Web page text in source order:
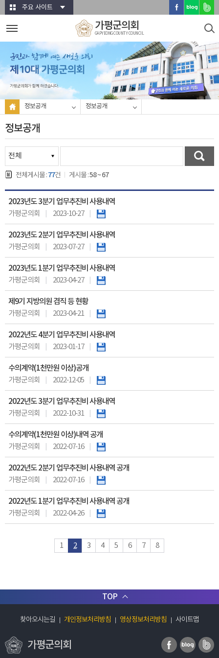
본문바로가기주요 사이트
가평군의회
GAPYEONG COUNTY COUNCIL
정보공개 정보공개
정보공개
전체게시물 :77건 게시물 :58 ~ 67
2023년도 3분기 업무추진비 사용내역
가평군의회 2023-10-27
2023년도 2분기 업무추진비 사용내역
가평군의회 2023-07-27
2023년도 1분기 업무추진비 사용내역
가평군의회 2023-04-27
제9기 지방의원 겸직 등 현황
가평군의회 2023-04-21
2022년도 4분기 업무추진비 사용내역
가평군의회 2023-01-17
수의계약(1천만원 이상)공개
가평군의회 2022-12-05
2022년도 3분기 업무추진비 사용내역
가평군의회 2022-10-31
수의계약(1천만원 이상)내역 공개
가평군의회 2022-07-16
2022년도 2분기 업무추진비 사용내역 공개
가평군의회 2022-07-16
2022년도 1분기 업무추진비 사용내역 공개
가평군의회 2022-04-26
1 2 3 4 5 6 7 8
찾아오시는길 개인정보처리방침 영상정보처리방침 사이트맵
가평군의회
TOP